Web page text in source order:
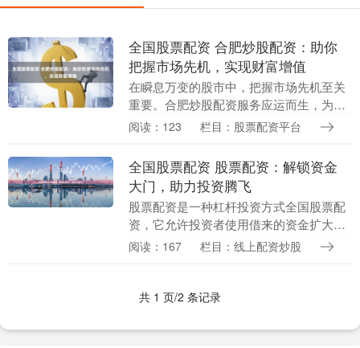
全国股票配资 合肥炒股配资：助你
把握市场先机，实现财富增值
在瞬息万变的股市中，把握市场先机至关
重要。合肥炒股配资服务应运而生，为投
资者提供杠杆资金，助力其放大收益。 2.
供多种不同....
阅读：123 栏目：股票配资平台
全国股票配资 股票配资：解锁资金
大门，助力投资腾飞
股票配资是一种杠杆投资方式全国股票配
资，它允许投资者使用借来的资金扩大投
资规模。通过股票配资，投资者可以放大
阅读：167 栏目：线上配资炒股
共 1 页/2 条记录